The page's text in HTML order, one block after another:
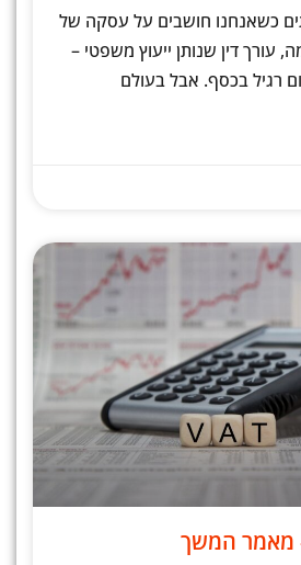
כשאנחנו חושבים על עסקה של
עורך דין שנותן ייעוץ משפטי –
רגיל בכסף. אבל בעולם
מאמר המשך